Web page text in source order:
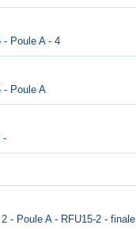
- Poule A - 4
- Poule A
-
- Poule A - RFU15-2 - finale